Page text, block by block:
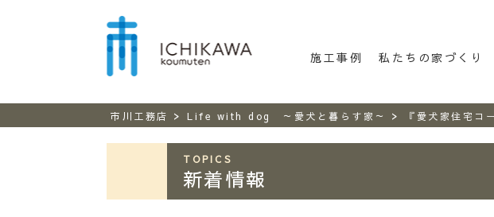
市川工務店 | らしさ
施工事例 私たちの家づくり
市川工務店 >Life with dog ～愛犬と暮らす家～ > 『愛犬家住宅コ
TOPICS
新着情報